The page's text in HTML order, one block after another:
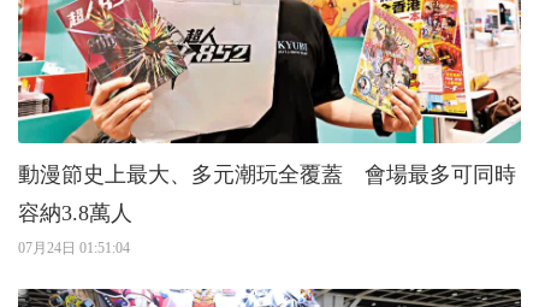
動漫節史上最大、多元潮玩全覆蓋 會場最多可同時
容納3.8萬人
07月24日 01:51:04